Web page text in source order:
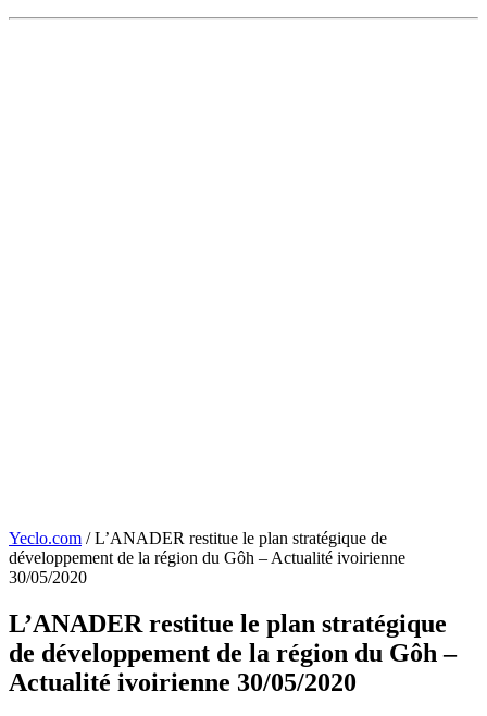
Yeclo.com / L’ANADER restitue le plan stratégique de
développement de la région du Gôh – Actualité ivoirienne
30/05/2020
L’ANADER restitue le plan stratégique
de développement de la région du Gôh –
Actualité ivoirienne 30/05/2020